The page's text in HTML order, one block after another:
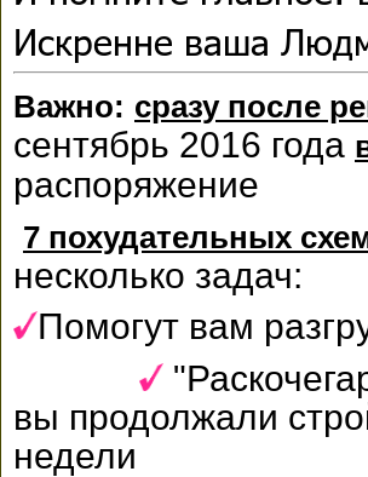
Искренне ваша
Важно: сразу после
сентябрь 2016 года
распоряжение
7 похудательных
несколько задач:
Помогут вам
вы продолжали
недели